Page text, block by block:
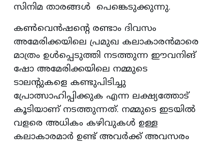
സിനിമ താരങ്ങള്‍ പെങ്കെടുക്കുന്നു.
കണ്‍വെന്‍ഷന്റെ രണ്ടാം ദിവസം
അമേരിക്കയിലെ പ്രമുഖ കലാകാരന്‍മാരെ
മാത്രം ഉള്‍പ്പെടുത്തി നടത്തുന്ന ഈവനിങ്
ഷോ അമേരിക്കയിലെ നമ്മുടെ
ടാലന്റുകളെ കണ്ടുപിടിച്ചു
പ്രോത്സാഹിപ്പിക്കുക എന്ന ലക്ഷ്യത്തോട്
കൂടിയാണ് നടത്തുന്നത്. നമ്മുടെ ഇടയില്‍
വളരെ അധികം കഴിവുകള്‍ ഉള്ള
കലാകാരമാര്‍ ഉണ്ട് അവര്‍ക്ക് അവസരം